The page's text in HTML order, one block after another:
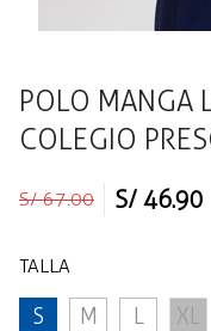
POLO MANGA
COLEGIO
Precio
S/ 67.00
Precio
S/ 46.90
TALLA
S M L XL